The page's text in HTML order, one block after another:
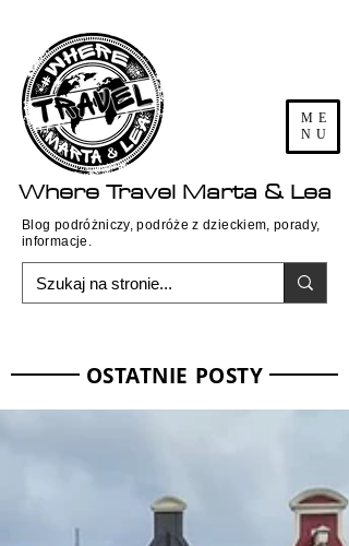
ME
NU
WhereTravel Marta & Lea
Blog podróżniczy, podróże z dzieckiem, porady,
informacje.
OSTATNIE POSTY